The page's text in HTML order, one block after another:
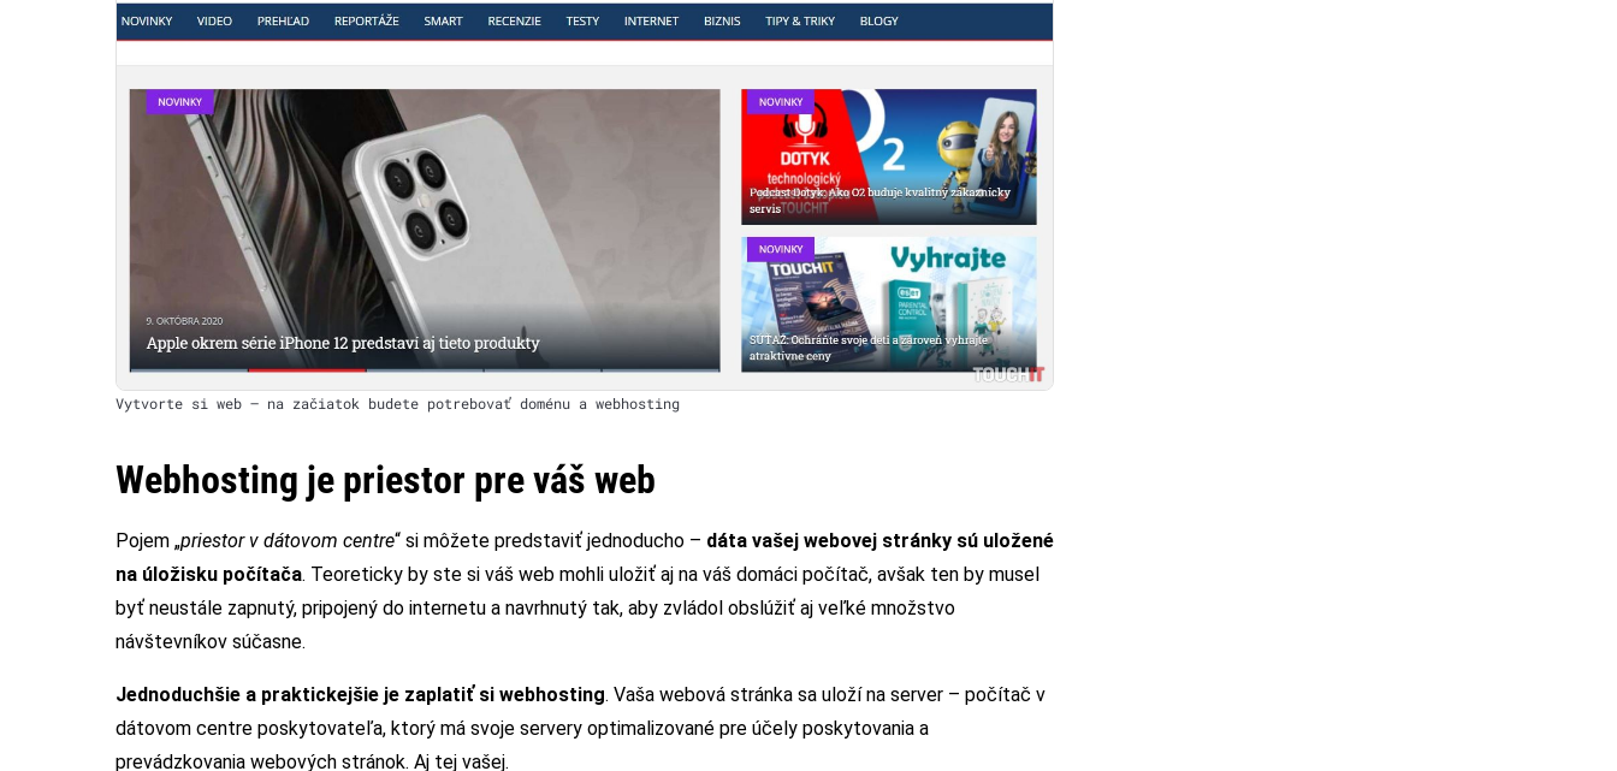
Vytvorte si web – na začiatok budete potrebovať doménu a webhosting
Webhosting je priestor pre váš web
Pojem „priestor v dátovom centre“ si môžete predstaviť jednoducho – dáta vašej webovej stránky sú uložené
na úložisku počítača. Teoreticky by ste si váš web mohli uložiť aj na váš domáci počítač, avšak ten by musel
byť neustále zapnutý, pripojený do internetu a navrhnutý tak, aby zvládol obslúžiť aj veľké množstvo
návštevníkov súčasne.
Jednoduchšie a praktickejšie je zaplatiť si webhosting. Vaša webová stránka sa uloží na server – počítač v
dátovom centre poskytovateľa, ktorý má svoje servery optimalizované pre účely poskytovania a
prevádzkovania webových stránok. Aj tej vašej.